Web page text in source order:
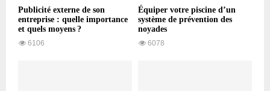
Publicité externe de son
entreprise : quelle importance
et quels moyens ?
6106
Équiper votre piscine d’un
système de prévention des
noyades
6078